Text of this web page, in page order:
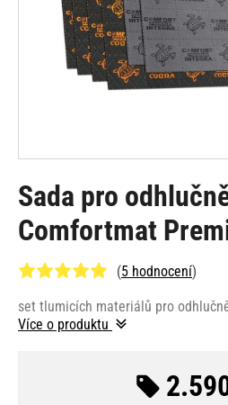
Sada pro
Comfortmat
(5 hodnocení)
set tlumicích materiálů pro
Více o produktu